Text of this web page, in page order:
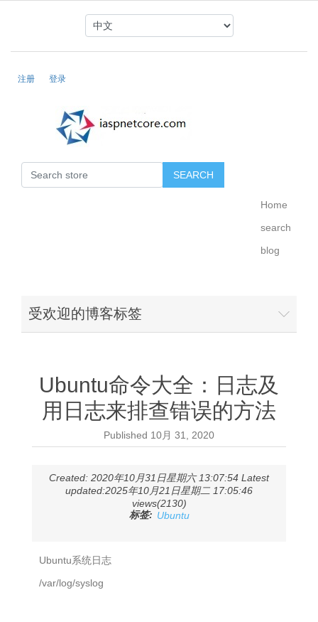
注册 登录
Home
search
blog
受欢迎的博客标签
Ubuntu命令大全：日志及
用日志来排查错误的方法
Published 10月 31, 2020
Created: 2020年10月31日星期六 13:07:54 Latest
updated:2025年10月21日星期二 17:05:46
views(2130)
标签: Ubuntu
Ubuntu系统日志
/var/log/syslog